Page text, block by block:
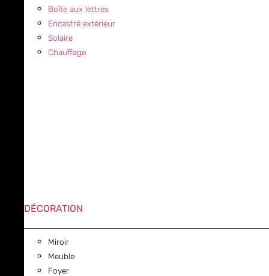
Boîte aux lettres
Encastré extérieur
Solaire
Chauffage
DÉCORATION
Miroir
Meuble
Foyer